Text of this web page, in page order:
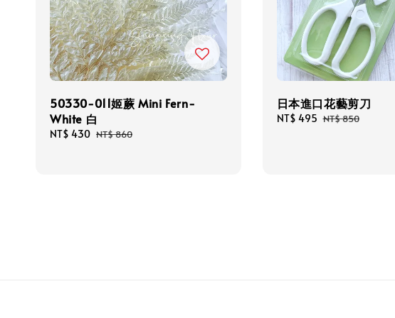
50330-011姬蕨 Mini Fern-
White 白
Sale
NT$ 430 Regular
NT$ 860
日本進口花藝剪刀
Sale
NT$ 495 Regular
NT$ 850